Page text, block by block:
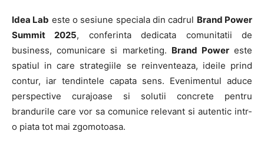
Idea Lab este o sesiune speciala din cadrul Brand Power
Summit 2025, conferinta dedicata comunitatii de
business, comunicare si marketing. Brand Powereste
spatiul in care strategiile se reinventeaza, ideile prind
contur, iar tendintele capata sens. Evenimentul aduce
perspective curajoase si solutii concrete pentru
brandurile care vor sa comunice relevant si autentic intr-
o piata tot mai zgomotoasa.